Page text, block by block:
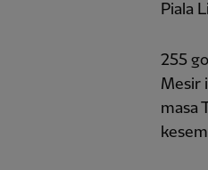
Piala
255
Mesir
masa